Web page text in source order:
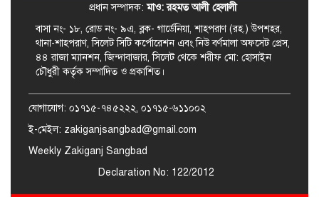
প্রধান সম্পাদক:মাও: রহমত আলী হেলালী
বাসা নং- ১৮, রোড নং- ৯এ, ব্লক- গার্ডেনিয়া, শাহপরাণ (রহ.) উপশহর,
থানা-শাহপরাণ, সিলেট সিটি কর্পোরেশন এবং নিউ বর্ণমালা অফসেট প্রেস,
৪৪ রাজা ম্যানশন, জিন্দাবাজার, সিলেট থেকে শরীফ মো: হোসাইন
চৌধুরী কর্তৃক সম্পাদিত ও প্রকাশিত।
যোগাযোগ: ০১৭১৫-৭৪৫২২২, ০১৭১৫-৬১১০০২
ই-মেইল: zakiganjsangbad@gmail.com
Weekly Zakiganj Sangbad
Declaration No: 122/2012